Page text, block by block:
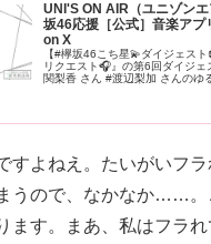
UNI'S ON AIR（ユニゾン
坂46応援［公式］音楽ア
on X
【#欅坂46こち星💫ダイジェス
リクエスト🎧』の第6回ダイジ
関梨香 さん #渡辺梨加 さんのゆ
すよねえ。たいがいフ
うので、なかなか……。
ます。まあ、私はフラ